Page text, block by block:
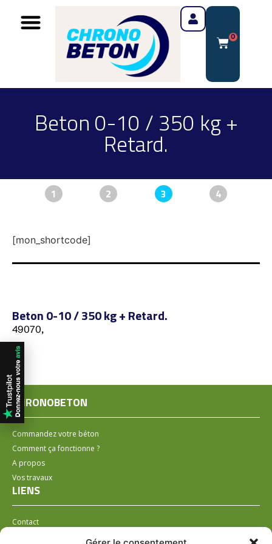
0
Beton 0-10 / 350 kg +
Retard.
1 2 3 4
[mon_shortcode]
Beton 0-10 / 350 kg + Retard.
49070,
CHRONOBETON
Commandez votre béton
Comment ça fonctionne ?
A propos
Vos travaux
LIENS
Contact